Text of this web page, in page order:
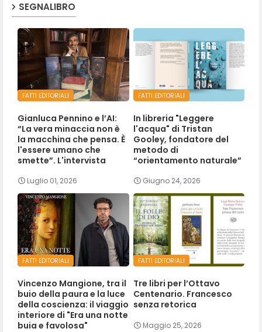
SEGNALIBRO
FATTI EDITORIALI
Gianluca Pennino e l’AI:
“La vera minaccia non è
la macchina che pensa. È
l'essere umano che
smette”. L'intervista
Luglio 01, 2026
FATTI EDITORIALI
In libreria "Leggere
l'acqua" di Tristan
Gooley, fondatore del
metodo di
“orientamento naturale”
Giugno 24, 2026
FATTI EDITORIALI
Vincenzo Mangione, tra il
buio della paura e la luce
della coscienza: il viaggio
interiore di "Era una notte
buia e favolosa"
FATTI EDITORIALI
Tre libri per l’Ottavo
Centenario. Francesco
senza retorica
Maggio 25, 2026